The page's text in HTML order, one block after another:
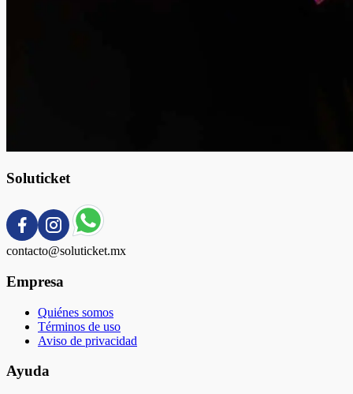
Soluticket
contacto@soluticket.mx
Empresa
Quiénes somos
Términos de uso
Aviso de privacidad
Ayuda